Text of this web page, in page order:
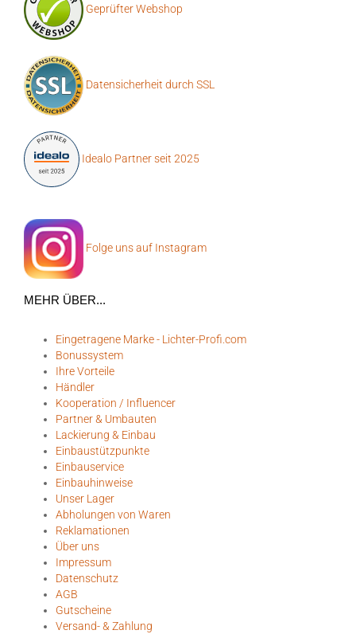
Geprüfter Webshop
Datensicherheit durch SSL
Idealo Partner seit 2025
Folge uns auf Instagram
MEHR ÜBER...
Eingetragene Marke - Lichter-Profi.com
Bonussystem
Ihre Vorteile
Händler
Kooperation / Influencer
Partner & Umbauten
Lackierung & Einbau
Einbaustützpunkte
Einbauservice
Einbauhinweise
Unser Lager
Abholungen von Waren
Reklamationen
Über uns
Impressum
Datenschutz
AGB
Gutscheine
Versand- & Zahlung